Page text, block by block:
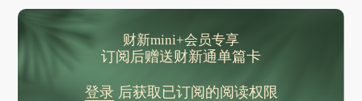
财新mini+会员专享
订阅后赠送财新通单篇卡
登录后获取已订阅的阅读权限